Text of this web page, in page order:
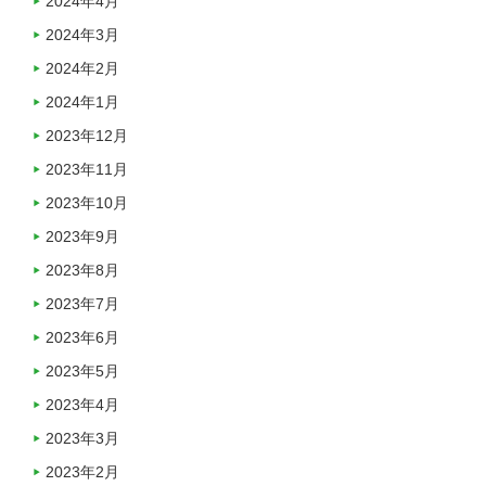
2024年3月
2024年2月
2024年1月
2023年12月
2023年11月
2023年10月
2023年9月
2023年8月
2023年7月
2023年6月
2023年5月
2023年4月
2023年3月
2023年2月